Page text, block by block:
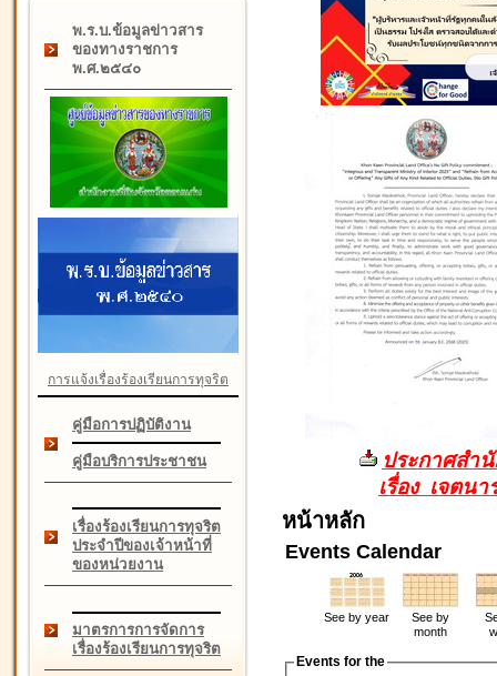
พ.ร.บ.ข้อมูลข่าวสาร
ของทางราชการ
พ.ศ.๒๕๔๐
การแจ้งเรื่องร้องเรียนการทุจริต
คู่มือการปฏิบัติงาน
คู่มือบริการประชาชน
เรื่องร้องเรียนการทุจริต
ประจำปีของเจ้าหน้าที่
ของหน่วยงาน
มาตรการการจัดการ
เรื่องร้องเรียนการทุจริต
ประกาศสำ
เรื่อง เจตน
หน้าหลัก
Events Calendar
See by year
See by
month
Events for the